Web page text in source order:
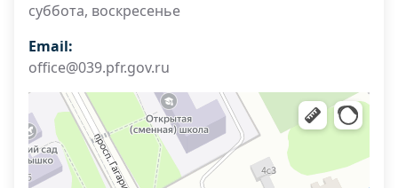
суббота, воскресенье
Email:
office@039.pfr.gov.ru